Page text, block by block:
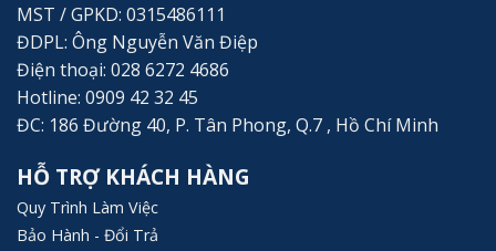
MST / GPKD: 0315486111
ĐDPL: Ông Nguyễn Văn Điệp
Điện thoại: 028 6272 4686
Hotline: 0909 42 32 45
ĐC: 186 Đường 40, P. Tân Phong, Q.7 , Hồ Chí Minh
HỖ TRỢ KHÁCH HÀNG
Quy Trình Làm Việc
Bảo Hành - Đổi Trả